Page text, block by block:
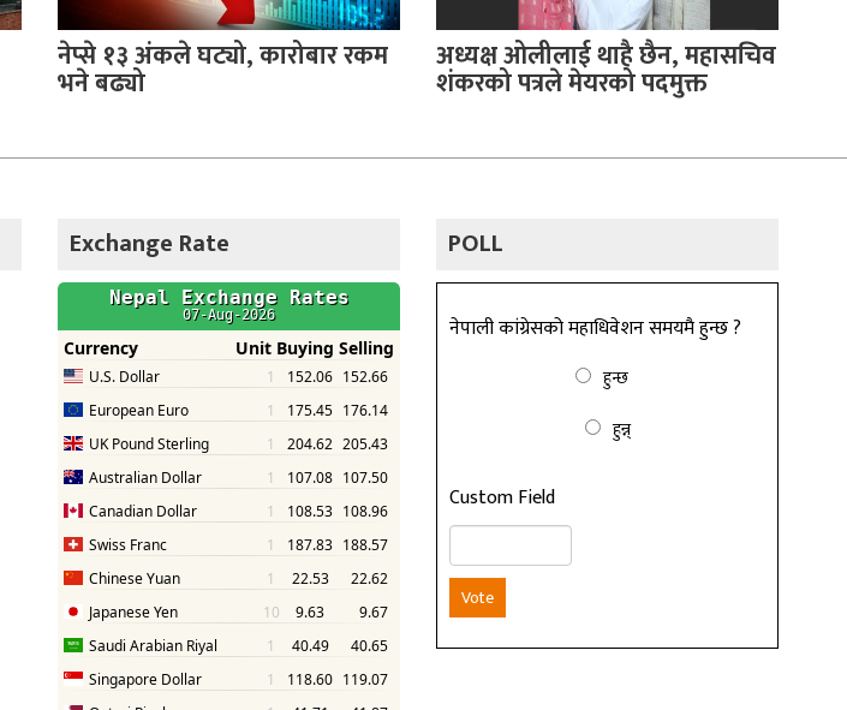
नेप्से १३ अंकले घट्यो, कारोबार रकम
भने बढ्यो
अध्यक्ष ओलीलाई थाहै छैन, महासचिव
शंकरको पत्रले मेयरको पदमुक्त
Exchange Rate POLL
नेपाली कांग्रेसको महाधिवेशन समयमै हुन्छ ?
हुन्छ
हुन्न्
Custom Field
Vote